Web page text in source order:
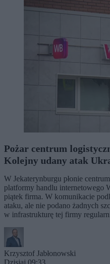
Pożar centrum
Kolejny udany atak
W Jekaterynburgu płonie
platformy handlu internetowego
piątek firma. W komunikacie
ataku, ale nie podano żadnych
w infrastrukturę tej firmy
Krzysztof Jabłonowski
Dzisiaj 09:33